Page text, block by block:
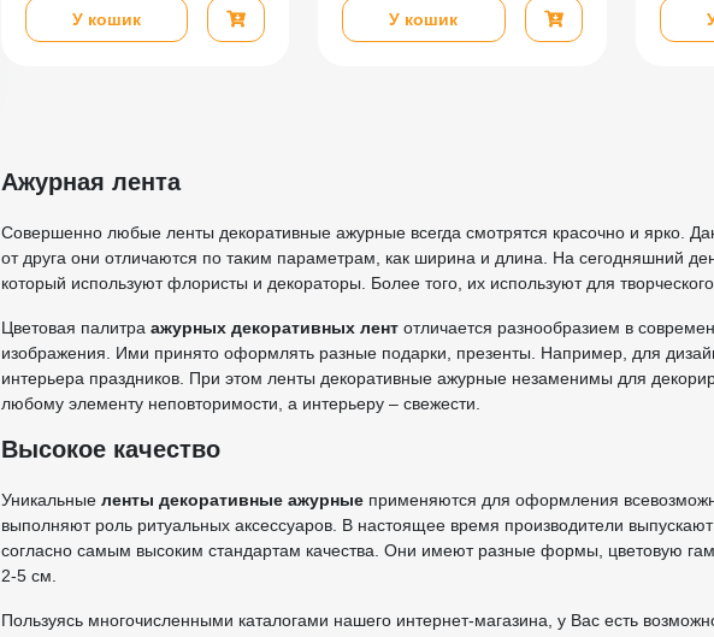
У кошик У кошик
Ажурная лента
Совершенно любые ленты декоративные ажурные всегда смотрятся красочно и ярко.
от друга они отличаются по таким параметрам, как ширина и длина. На сегодняшний
который используют флористы и декораторы. Более того, их используют для творческого
Цветовая палитра ажурных декоративных лент отличается разнообразием в
изображения. Ими принято оформлять разные подарки, презенты. Например, для
интерьера праздников. При этом ленты декоративные ажурные незаменимы для
любому элементу неповторимости, а интерьеру – свежести.
Высокое качество
Уникальные ленты декоративные ажурные применяются для оформления
выполняют роль ритуальных аксессуаров. В настоящее время производители
согласно самым высоким стандартам качества. Они имеют разные формы, цветовую
2-5 см.
Пользуясь многочисленными каталогами нашего интернет-магазина, у Вас есть